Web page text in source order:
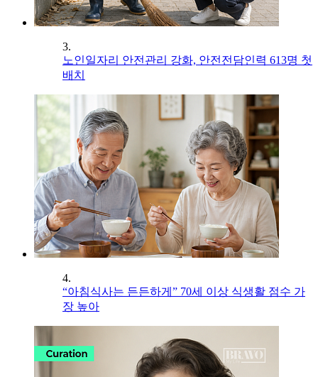
3.
노인일자리 안전관리 강화, 안전전담인력 613명 첫
배치
4.
“아침식사는 든든하게” 70세 이상 식생활 점수 가
장 높아